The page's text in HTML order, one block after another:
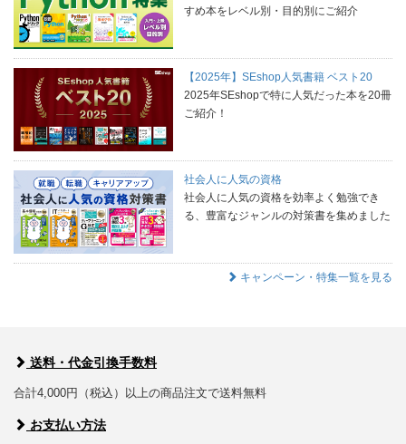
すめ本をレベル別・目的別にご紹介
【2025年】SEshop人気書籍 ベスト20
2025年SEshopで特に人気だった本を20冊
ご紹介！
社会人に人気の資格
社会人に人気の資格を効率よく勉強でき
る、豊富なジャンルの対策書を集めました
キャンペーン・特集一覧を見る
送料・代金引換手数料
合計4,000円（税込）以上の商品注文で送料無料
お支払い方法